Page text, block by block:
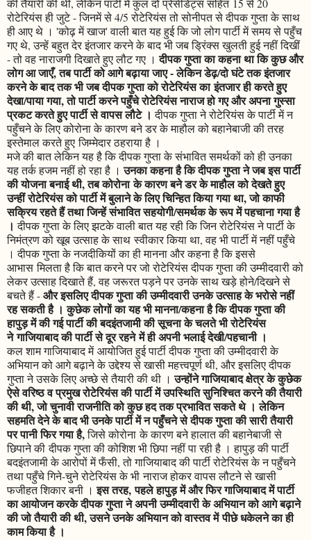
की तैयारी की थी, लेकिन पार्टी में कुल दो प्रेसीडेंट्स सहित 15 से 20
रोटेरियंस ही जुटे - जिनमें से 4/5 रोटेरियंस तो सोनीपत से दीपक गुप्ता के साथ
ही आए थे । 'कोढ़ में खाज' वाली बात यह हुई कि जो लोग पार्टी में समय से पहुँच
गए थे, उन्हें बहुत देर इंतजार करने के बाद भी जब ड्रिंक्स खुलती हुई नहीं दिखीं
- तो वह नाराजगी दिखाते हुए लौट गए ।दीपक गुप्ता का कहना था कि कुछ और
लोग आ जाएँ, तब पार्टी को आगे बढ़ाया जाए - लेकिन डेढ़/दो घंटे तक इंतजार
करने के बाद तक भी जब दीपक गुप्ता को रोटेरियंस का इंतजार ही करते हुए
देखा/पाया गया, तो पार्टी करने पहुँचे रोटेरियंस नाराज हो गए और अपना गुस्सा
प्रकट करते हुए पार्टी से वापस लौटे । दीपक गुप्ता ने रोटेरियंस के पार्टी में न
पहुँचने के लिए कोरोना के कारण बने डर के माहौल को बहानेबाजी की तरह
इस्तेमाल करते हुए जिम्मेदार ठहराया है ।
मजे की बात लेकिन यह है कि दीपक गुप्ता के संभावित समर्थकों को ही उनका
यह तर्क हजम नहीं हो रहा है ।उनका कहना है कि दीपक गुप्ता ने जब इस पार्टी
की योजना बनाई थी, तब कोरोना के कारण बने डर के माहौल को देखते हुए
उन्हीं रोटेरियंस को पार्टी में बुलाने के लिए चिन्हित किया गया था, जो काफी
सक्रिय रहते हैं तथा जिन्हें संभावित सहयोगी/समर्थक के रूप में पहचाना गया है
। दीपक गुप्ता के लिए झटके वाली बात यह रही कि जिन रोटेरियंस ने पार्टी के
निमंत्रण को खूब उत्साह के साथ स्वीकार किया था, वह भी पार्टी में नहीं पहुँचे
। दीपक गुप्ता के नजदीकियों का ही मानना और कहना है कि इससे
आभास मिलता है कि बात करने पर जो रोटेरियंस दीपक गुप्ता की उम्मीदवारी को
लेकर उत्साह दिखाते हैं, वह जरूरत पड़ने पर उनके साथ खड़े होने/दिखने से
बचते हैं -और इसलिए दीपक गुप्ता की उम्मीदवारी उनके उत्साह के भरोसे नहीं
रह सकती है । कुछेक लोगों का यह भी मानना/कहना है कि दीपक गुप्ता की
हापुड़ में की गई पार्टी की बदइंतजामी की सूचना के चलते भी रोटेरियंस
ने गाजियाबाद की पार्टी से दूर रहने में ही अपनी भलाई देखी/पहचानी ।
कल शाम गाजियाबाद में आयोजित हुई पार्टी दीपक गुप्ता की उम्मीदवारी के
अभियान को आगे बढ़ाने के उद्देश्य से खासी महत्त्वपूर्ण थी, और इसलिए दीपक
गुप्ता ने उसके लिए अच्छे से तैयारी की थी ।उन्होंने गाजियाबाद क्षेत्र के कुछेक
ऐसे वरिष्ठ व प्रमुख रोटेरियंस की पार्टी में उपस्थिति सुनिश्चित करने की तैयारी
की थी, जो चुनावी राजनीति को कुछ हद तक प्रभावित सकते थे । लेकिन
सहमति देने के बाद भी उनके पार्टी में न पहुँचने से दीपक गुप्ता की सारी तैयारी
पर पानी फिर गया है,जिसे कोरोना के कारण बने हालात की बहानेबाजी से
छिपाने की दीपक गुप्ता की कोशिश भी छिपा नहीं पा रही है । हापुड़ की पार्टी
बदइंतजामी के आरोपों में फँसी, तो गाजियाबाद की पार्टी रोटेरियंस के न पहुँचने
तथा पहुँचे गिने-चुने रोटेरियंस के भी नाराज होकर वापस लौटने से खासी
फजीहत शिकार बनी ।इस तरह, पहले हापुड़ में और फिर गाजियाबाद में पार्टी
का आयोजन करके दीपक गुप्ता ने अपनी उम्मीदवारी के अभियान को आगे बढ़ाने
की जो तैयारी की थी, उसने उनके अभियान को वास्तव में पीछे धकेलने का ही
काम किया है ।